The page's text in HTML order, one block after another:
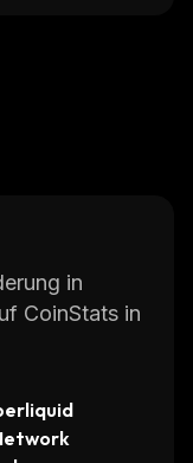
in
CoinStats in